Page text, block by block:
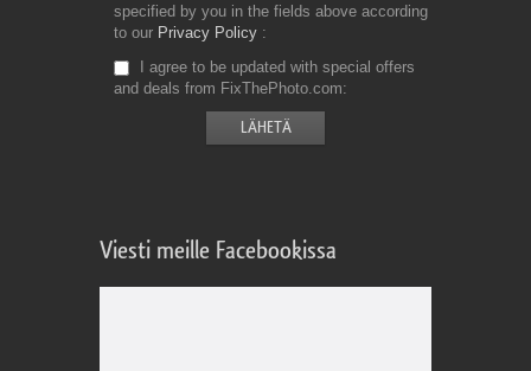
specified by you in the fields above according
to our Privacy Policy
I agree to be updated with special offers
and deals from FixThePhoto.com
Viesti meille Facebookissa